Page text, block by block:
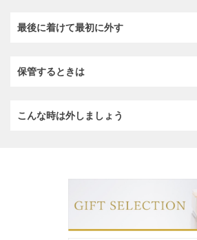
最後に着けて最初に外す
保管するときは
こんな時は外しましょう